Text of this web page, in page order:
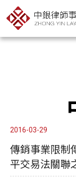
2016-03-29
傳銷事業限制
平交易法關聯